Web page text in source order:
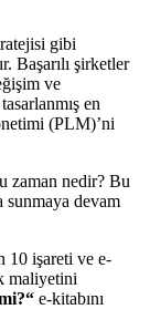
gibi
Başarılı şirketler
ve
en
(PLM)’ni
zaman nedir? Bu
sunmaya devam
10 işareti ve e-
maliyetini
“ e-kitabını